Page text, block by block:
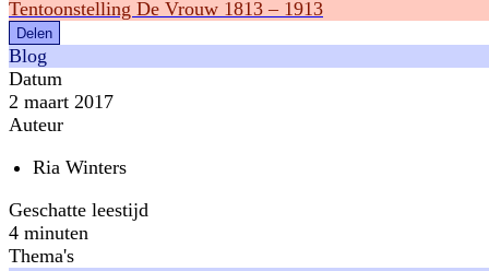
Tentoonstelling De Vrouw 1813 – 1913
Delen
Blog
Datum
2 maart 2017
Auteur
Ria Winters
Geschatte leestijd
4 minuten
Thema's